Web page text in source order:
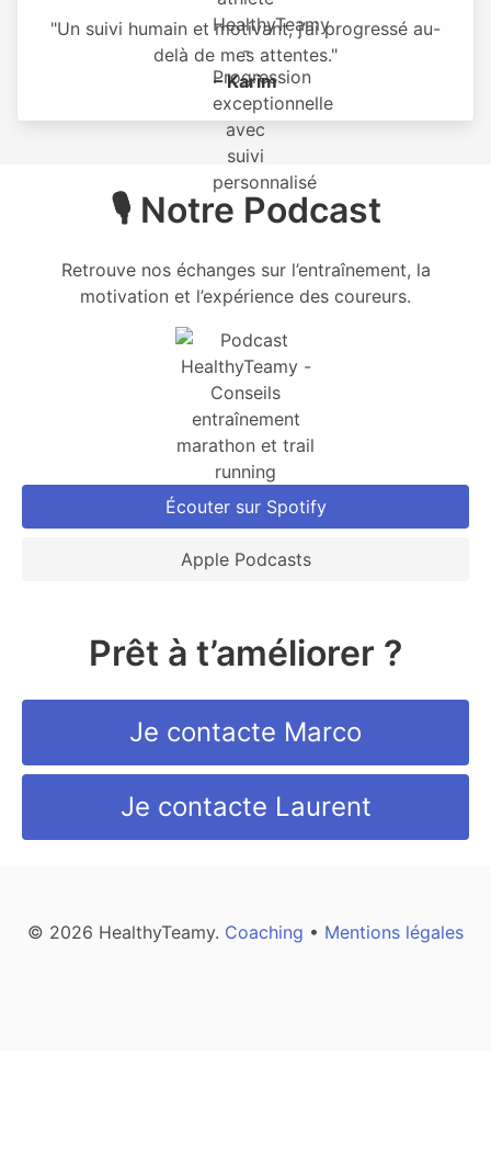
"Un suivi humain et motivant, j’ai progressé au-
delà de mes attentes."
– Karim
🎙️ Notre Podcast
Retrouve nos échanges sur l’entraînement, la
motivation et l’expérience des coureurs.
Écouter sur Spotify
Apple Podcasts
Prêt à t’améliorer ?
Je contacte Marco
Je contacte Laurent
© 2026 HealthyTeamy. Coaching • Mentions légales